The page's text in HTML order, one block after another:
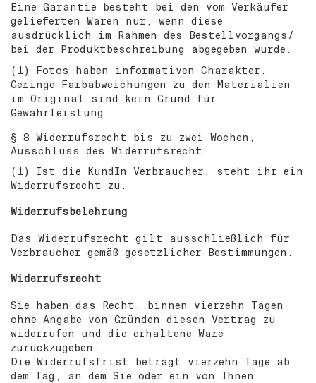
Eine Garantie besteht bei den vom Verkäufer
gelieferten Waren nur, wenn diese
ausdrücklich im Rahmen des Bestellvorgangs/
bei der Produktbeschreibung abgegeben wurde.
(1) Fotos haben informativen Charakter.
Geringe Farbabweichungen zu den Materialien
im Original sind kein Grund für
Gewährleistung.
§ 8 Widerrufsrecht bis zu zwei Wochen,
Ausschluss des Widerrufsrecht
(1) Ist die KundIn Verbraucher, steht ihr ein
Widerrufsrecht zu.
Widerrufsbelehrung
Das Widerrufsrecht gilt ausschließlich für
Verbraucher gemäß gesetzlicher Bestimmungen.
Widerrufsrecht
Sie haben das Recht, binnen vierzehn Tagen
ohne Angabe von Gründen diesen Vertrag zu
widerrufen und die erhaltene Ware
zurückzugeben.
Die Widerrufsfrist beträgt vierzehn Tage ab
dem Tag, an dem Sie oder ein von Ihnen